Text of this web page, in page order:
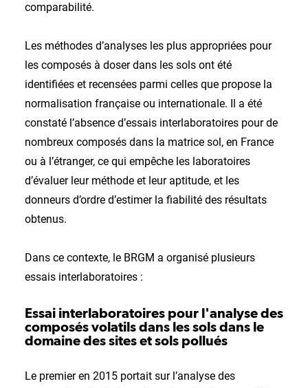
comparabilité.
Les méthodes d’analyses les plus appropriées pour
les composés à doser dans les sols ont été
identifiées et recensées parmi celles que propose la
normalisation française ou internationale. Il a été
constaté l’absence d’essais interlaboratoires pour de
nombreux composés dans la matrice sol, en France
ou à l’étranger, ce qui empêche les laboratoires
d’évaluer leur méthode et leur aptitude, et les
donneurs d’ordre d’estimer la fiabilité des résultats
obtenus.
Dans ce contexte, le BRGM a organisé plusieurs
essais interlaboratoires :
Essai interlaboratoires pour l'analyse des
composés volatils dans les sols dans le
domaine des sites et sols pollués
Le premier en 2015 portait sur l’analyse des